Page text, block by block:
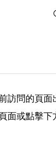
訪問的頁面
面或點擊下